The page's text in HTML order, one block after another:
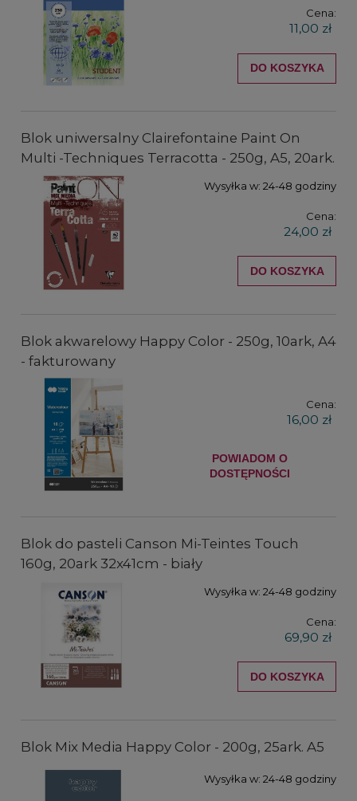
Cena:
11,00 zł
DO KOSZYKA
Blok uniwersalny Clairefontaine Paint On
Multi -Techniques Terracotta - 250g, A5, 20ark.
Wysyłka w: 24-48 godziny
Cena:
24,00 zł
DO KOSZYKA
Blok akwarelowy Happy Color - 250g, 10ark, A4
- fakturowany
Cena:
16,00 zł
POWIADOM O
DOSTĘPNOŚCI
Blok do pasteli Canson Mi-Teintes Touch
160g, 20ark 32x41cm - biały
Wysyłka w: 24-48 godziny
Cena:
69,90 zł
DO KOSZYKA
Blok Mix Media Happy Color - 200g, 25ark. A5
Wysyłka w: 24-48 godziny